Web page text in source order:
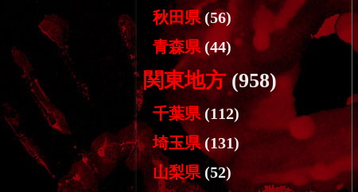
秋田県(56)
青森県(44)
関東地方(958)
千葉県 (112)
埼玉県(131)
山梨県(52)